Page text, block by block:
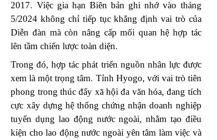
2017. Việc gia hạn Biên bản ghi nhớ vào tháng
5/2024 không chỉ tiếp tục khẳng định vai trò của
Diễn đàn mà còn nâng cấp mối quan hệ hợp tác
lên tầm chiến lược toàn diện.
Trong đó, hợp tác phát triển nguồn nhân lực được
xem là một trọng tâm. Tỉnh Hyogo, với vai trò tiên
phong trong thúc đẩy xã hội đa văn hóa, đang tích
cực xây dựng hệ thống chứng nhận doanh nghiệp
tuyển dụng lao động nước ngoài, nhằm tạo điều
kiện cholao động nước ngoài yên tâm làm việc và